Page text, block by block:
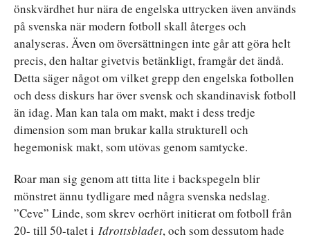
önskvärdhet hur nära de engelska uttrycken även används
på svenska när modern fotboll skall återges och
analyseras. Även om översättningen inte går att göra helt
precis, den haltar givetvis betänkligt, framgår det ändå.
Detta säger något om vilket grepp den engelska fotbollen
och dess diskurs har över svensk och skandinavisk fotboll
än idag. Man kan tala om makt, makt i dess tredje
dimension som man brukar kalla strukturell och
hegemonisk makt, som utövas genom samtycke.
Roar man sig genom att titta lite i backspegeln blir
mönstret ännu tydligare med några svenska nedslag.
”Ceve” Linde, som skrev oerhört initierat om fotboll från
20- till 50-talet i Idrottsbladet, och som dessutom hade